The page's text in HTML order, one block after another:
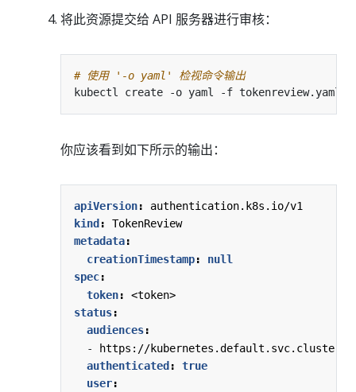
将此资源提交给 API 服务器进行审核：
# 使用 '-o yaml' 检视命令输出
你应该看到如下所示的输出：
apiVersion:
authentication.k8s.io/v1
kind :
TokenReview
metadata:
creationTimestamp:
null
spec:
token:
<token>
status:
audiences:
-
https://
authenticated :
true
user: